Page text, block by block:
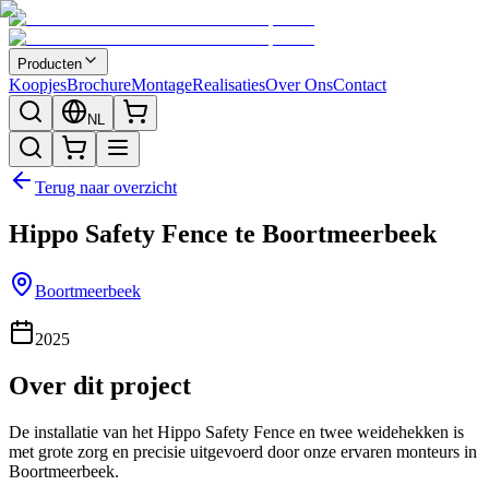
Producten
KoopjesBrochureMontageRealisatiesOver OnsContact
NL
Terug naar overzicht
Hippo Safety Fence te Boortmeerbeek
Boortmeerbeek
2025
Over dit project
De installatie van het Hippo Safety Fence en twee weidehekken is
met grote zorg en precisie uitgevoerd door onze ervaren monteurs in
Boortmeerbeek.